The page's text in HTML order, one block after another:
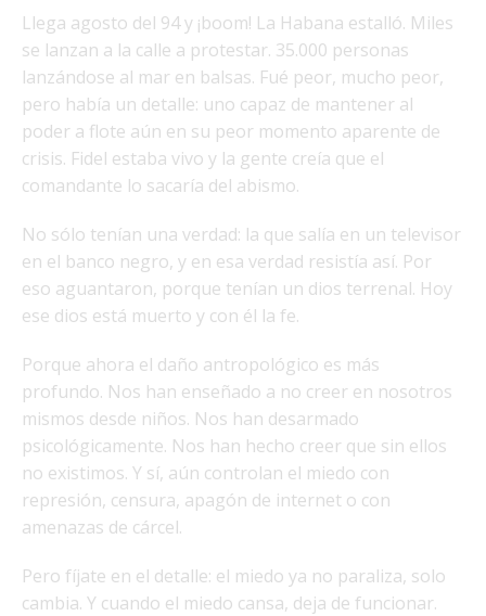
Llega agosto del 94 y ¡boom! La Habana estalló. Miles
se lanzan a la calle a protestar. 35.000 personas
lanzándose al mar en balsas. Fué peor, mucho peor,
pero había un detalle: uno capaz de mantener al
poder a flote aún en su peor momento aparente de
crisis. Fidel estaba vivo y la gente creía que el
comandante lo sacaría del abismo.
No sólo tenían una verdad: la que salía en un televisor
en el banco negro, y en esa verdad resistía así. Por
eso aguantaron, porque tenían un dios terrenal. Hoy
ese dios está muerto y con él la fe.
Porque ahora el daño antropológico es más
profundo. Nos han enseñado a no creer en nosotros
mismos desde niños. Nos han desarmado
psicológicamente. Nos han hecho creer que sin ellos
no existimos. Y sí, aún controlan el miedo con
represión, censura, apagón de internet o con
amenazas de cárcel.
Pero fíjate en el detalle: el miedo ya no paraliza, solo
cambia. Y cuando el miedo cansa, deja de funcionar.